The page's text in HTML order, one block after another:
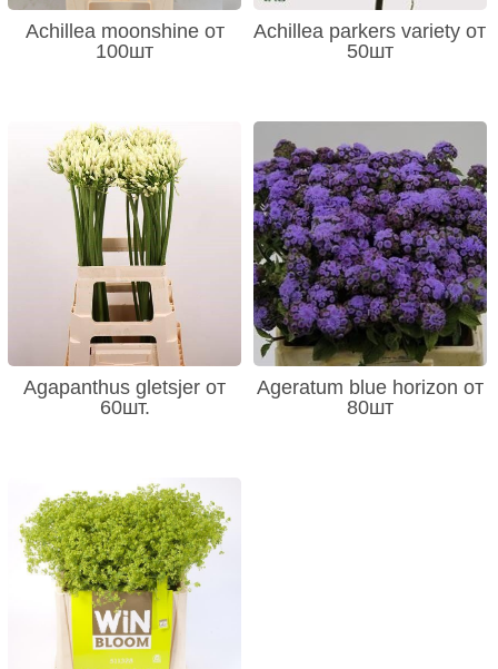
Achillea moonshine от
100шт
Achillea parkers variety от
50шт
Agapanthus gletsjer от
60шт.
Ageratum blue horizon от
80шт